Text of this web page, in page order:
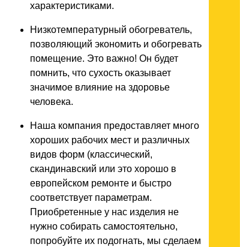
характеристиками.
Низкотемпературный обогреватель,
позволяющий экономить и обогревать
помещение. Это важно! Он будет
помнить, что сухость оказывает
значимое влияние на здоровье
человека.
Наша компания предоставляет много
хороших рабочих мест и различных
видов форм (классический,
скандинавский или это хорошо в
европейском ремонте и быстро
соответствует параметрам.
Приобретенные у нас изделия не
нужно собирать самостоятельно,
попробуйте их подогнать, мы сделаем